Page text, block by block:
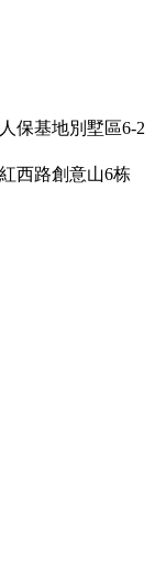
保基地別墅區6-2
西路創意山6栋